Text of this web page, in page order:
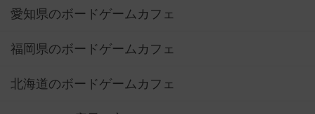
愛知県のボードゲームカフェ
福岡県のボードゲームカフェ
北海道のボードゲームカフェ